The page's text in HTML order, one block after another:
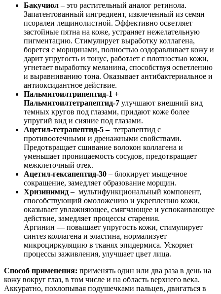
Бакучиол – это растительный аналог ретинола.
Запатентованный ингредиент, извлеченный из семян
псоралеи лещинолистной. Эффективно осветляет
застойные пятна на коже, устраняет нежелательную
пигментацию. Стимулирует выработку коллагена,
борется с морщинами, полностью оздоравливает кожу и
дарит упругость и тонус, работает с плотностью кожи,
угнетает выработку меланина, способствуя осветлению
и выравниванию тона. Оказывает антибактериальное и
антиоксидантное действие.
Пальмитоилтрипептид-1 +
Пальмитоилтетрапептид-7 улучшают внешний вид
темных кругов под глазами, придают коже более
упругий вид и сияние под глазами.
Ацетил-тетрапептид-5 –тетрапептид с
противоотечными и дренажными свойствами.
Предотвращает сшивание волокон коллагена и
уменьшает проницаемость сосудов, предотвращает
межклеточный отек.
Ацетил-гексапептид-30 – блокирует мыщечное
сокращение, замедляет образование морщин.
Хризинимид – мультифункциональный компонент,
способствующий омоложению и укреплению кожи,
оказывает увлажняющее, смягчающее и успокаивающее
действие, замедляет процессы старения.
Аргинин — повышает упругость кожи, стимулирует
синтез коллагена и эластина, нормализует
микроциркуляцию в тканях эпидермиса. Ускоряет
процессы заживления, улучшает цвет лица.
Способ применения: применять один или два раза в день на
кожу вокруг глаз, в том числе и на область верхнего века.
Аккуратно, похлопывая подушечками пальцев, двигаться в